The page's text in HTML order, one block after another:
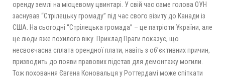
оренду землі на місцевому цвинтарі. У свій час саме голова ОУН
заснував “Стрілецьку громаду” під час свого візиту до Канади із
США. На сьогодні “Стрілецька громада” – це патріоти України, але
це люди вже похилого віку. Приклад Праги показує, що
несвоєчасна сплата орендної плати, навіть з об’єктивних причин,
призводить до появи правових підстав для демонтажу могили.
Тож поховання Євгена Коновальця у Роттердамі може спіткати